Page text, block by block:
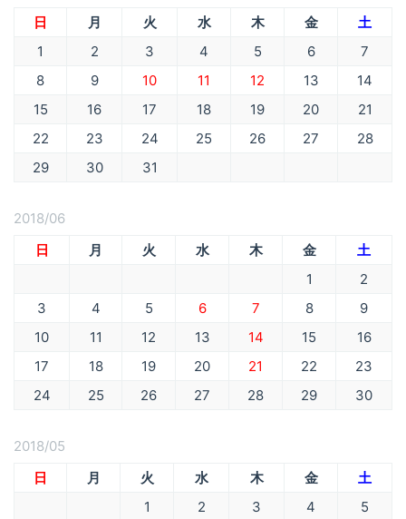
日
月 火 水 木 金
土
1
2 3 4 5 6
7
8
9 10 11 12 13
14
15
16 17 18 19 20
21
22
23 24 25 26 27
28
29
30 31
2018/06
日
月 火 水 木 金
土
1
2
3
4 5 6 7 8
9
10
11 12 13 14 15
16
17
18 19 20 21 22
23
24
25 26 27 28 29 30
2018/05
日
月 火 水 木 金
土
1
2 3 4
5